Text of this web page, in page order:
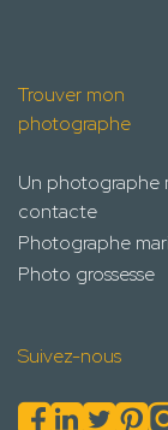
Trouver mon
photographe
Un photographe
contacte
Photographe
Photo grossesse
Suivez-nous